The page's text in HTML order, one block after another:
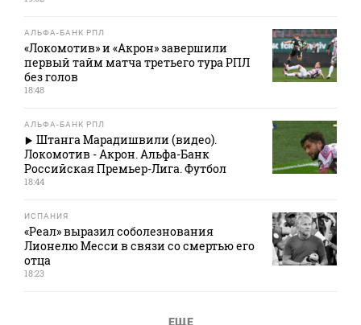
АЛЬФА-БАНК РПЛ
«Локомотив» и «Акрон» завершили
первый тайм матча третьего тура РПЛ
без голов
18:48
АЛЬФА-БАНК РПЛ
Штанга Марадишвили (видео).
Локомотив - Акрон. Альфа-Банк
Российская Премьер-Лига. Футбол
18:44
ИСПАНИЯ
«Реал» выразил соболезнования
Лионелю Месси в связи со смертью его
отца
18:23
ЕЩЕ